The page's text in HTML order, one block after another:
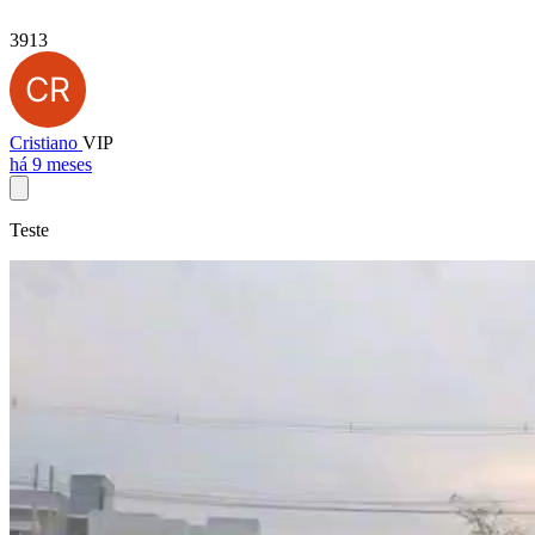
3913
Cristiano VIP
há 9 meses
Teste